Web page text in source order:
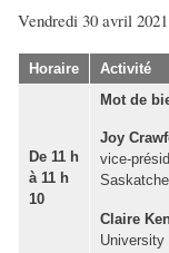
Vendredi 30 avril
Horaire Activité
De 11 h
à 11 h
10
Mot de
Joy
vice-
Claire
University